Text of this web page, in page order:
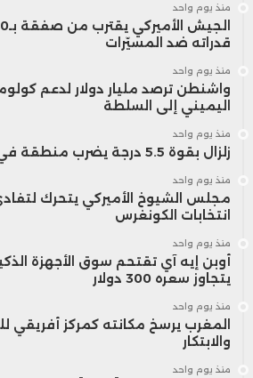
منذ يوم واحد
قدراته ضد المسيّرات
منذ يوم واحد
واشنطن ترصد مليار دولار لدعم
اليميني إلى السلطة
منذ يوم واحد
زلزال بقوة 5.5 درجة يضرب منطقة في ألاسكا
منذ يوم واحد
مجلس الشيوخ الأميركي يتحرك
انتخابات الكونغرس
منذ يوم واحد
أوبن إيه آي تقتحم سوق الأجهزة
يتجاوز سعره 300 دولار
منذ يوم واحد
المغرب يرسخ مكانته كمركز أفريقي
والابتكار
منذ يوم واحد